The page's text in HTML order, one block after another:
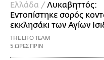
Ελλάδα / Λυκαβηττός:
Εντοπίστηκε σορός
εκκλησάκι των Αγίων
THE LIFO TEAM
5 ΩΡΕΣ ΠΡΙΝ